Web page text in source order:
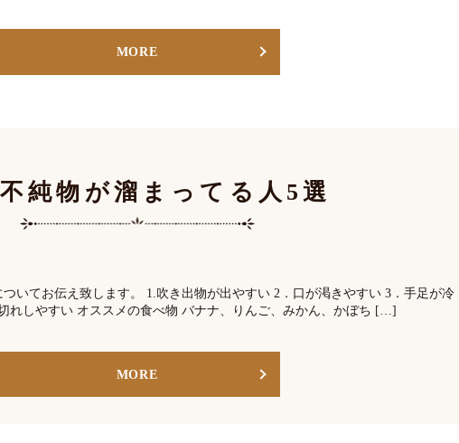
MORE
純物が溜まってる人5選
いてお伝え致します。 1.吹き出物が出やすい 2．口が渇きやすい 3．手足が冷
れしやすい オススメの食べ物 バナナ、りんご、みかん、かぼち […]
MORE